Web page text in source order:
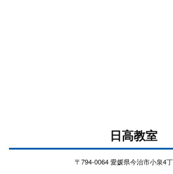
日高教室
〒794-0064 愛媛県今治市小泉4